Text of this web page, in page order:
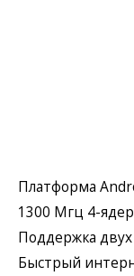
Платформа
1300 Мгц 4-
Поддержка
Быстрый